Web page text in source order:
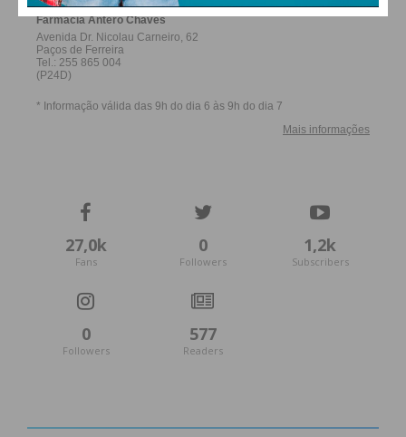
27,0k
Fans
0
Followers
1,2k
Subscribers
0
Followers
577
Readers